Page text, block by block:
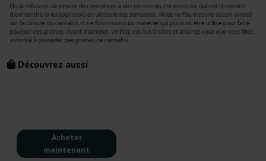
Découvrez aussi
Acheter
maintenant